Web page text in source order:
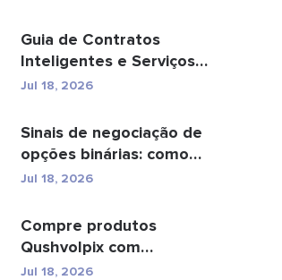
Guia de Contratos
Inteligentes e Serviços
de Desenvolvimento de
Jul 18, 2026
Sinais de negociação de
opções binárias: como
funcionam e os ...
Jul 18, 2026
Compre produtos
Qushvolpix com
criptomoedas: Bitcoin,
Jul 18, 2026